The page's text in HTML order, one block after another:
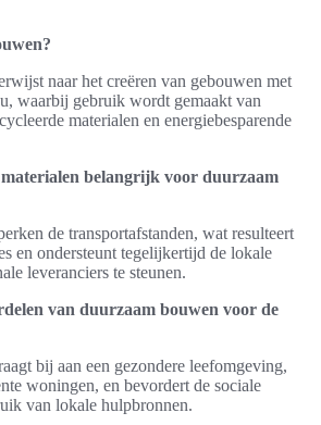
naar het creëren van gebouwen met
waarbij gebruik wordt gemaakt van
materialen en energiebesparende
belangrijk voor duurzaam
de transportafstanden, wat resulteert
en ondersteunt tegelijkertijd de lokale
leveranciers te steunen.
van duurzaam bouwen voor de
bij aan een gezondere leefomgeving,
woningen, en bevordert de sociale
van lokale hulpbronnen.